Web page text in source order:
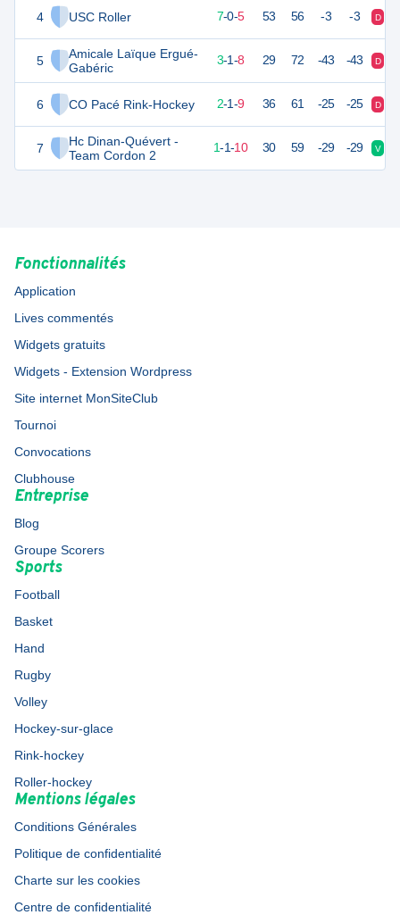
4 USC Roller
5
Amicale Laïque Ergué-
Gabéric
6 CO Pacé Rink-Hockey
7
Hc Dinan-Quévert -
Team Cordon 2
7-0-5 53 56 -3 -3 D
10 12 3-1-8 29 72 -43 -43 D
7 12 2-1-9 36 61 -25 -25 D
4 1-1-10 30 59 -29 -29 V
Fonctionnalités
Application
Lives commentés
Widgets gratuits
Widgets - Extension Wordpress
Site internet MonSiteClub
Tournoi
Convocations
Clubhouse
Entreprise
Blog
Groupe Scorers
Sports
Football
Basket
Hand
Rugby
Volley
Hockey-sur-glace
Rink-hockey
Roller-hockey
Mentions légales
Conditions Générales
Politique de confidentialité
Charte sur les cookies
Centre de confidentialité